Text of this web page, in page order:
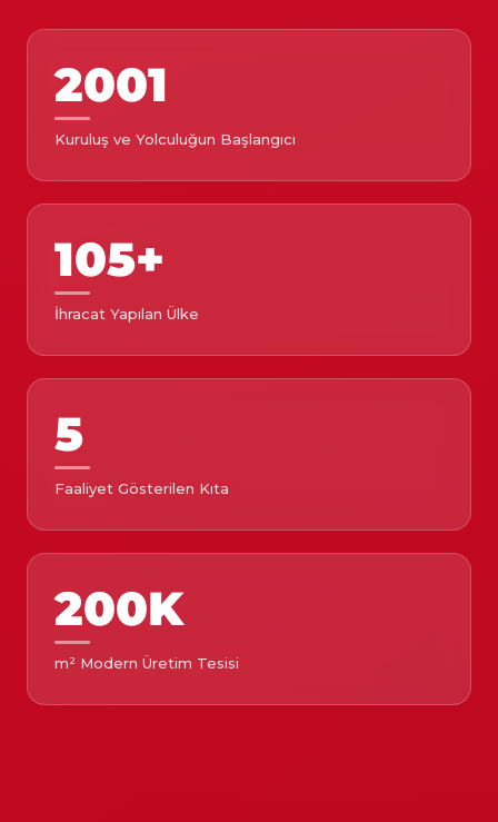
2001
Kuruluş ve Yolculuğun Başlangıcı
105+
İhracat Yapılan Ülke
5
Faaliyet Gösterilen Kıta
200K
m² Modern Üretim Tesisi